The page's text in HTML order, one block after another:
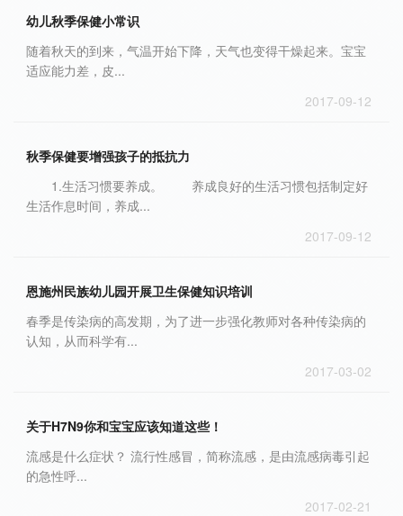
幼儿秋季保健小常识
随着秋天的到来，气温开始下降，天气也变得干燥起来。宝宝
适应能力差，皮...
2017-09-12
秋季保健要增强孩子的抵抗力
1.生活习惯要养成。 养成良好的生活习惯包括制定好
生活作息时间，养成...
2017-09-12
恩施州民族幼儿园开展卫生保健知识培训
春季是传染病的高发期，为了进一步强化教师对各种传染病的
认知，从而科学有...
2017-03-02
关于H7N9你和宝宝应该知道这些！
流感是什么症状？ 流行性感冒，简称流感，是由流感病毒引起
的急性呼...
2017-02-21